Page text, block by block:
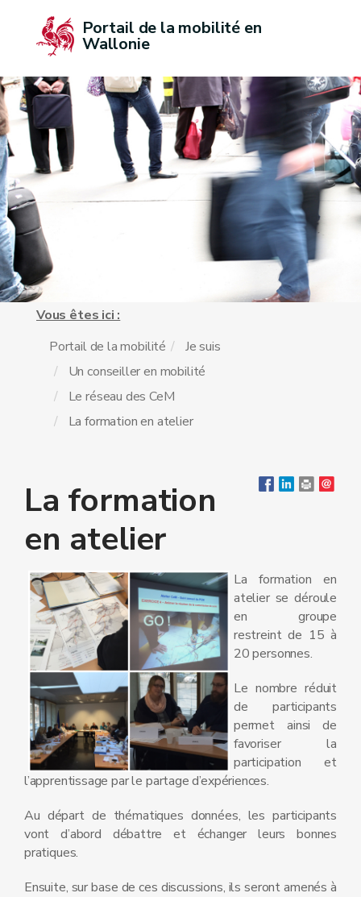
Portail de la mobilité en
Wallonie
Vous êtes ici :
Portail de la mobilité
Je suis
Un conseiller en mobilité
Le réseau des CeM
La formation en atelier
La formation
en atelier
La formation en
atelier se déroule
en groupe
restreint de 15 à
20 personnes.
Le nombre réduit
de participants
permet ainsi de
favoriser la
participation et
l’apprentissage par le partage d’expériences.
Au départ de thématiques données, les participants
vont d’abord débattre et échanger leurs bonnes
pratiques.
Ensuite, sur base de ces discussions, ils seront amenés à